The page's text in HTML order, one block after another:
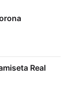
Real